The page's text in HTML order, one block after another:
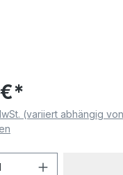
(variiert abhängig
Anzahl: Gib